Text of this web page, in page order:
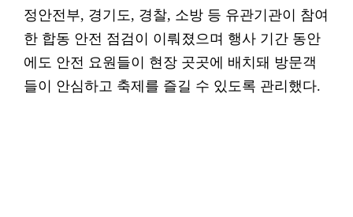
정안전부, 경기도, 경찰, 소방 등 유관기관이 참여
한 합동 안전 점검이 이뤄졌으며 행사 기간 동안
에도 안전 요원들이 현장 곳곳에 배치돼 방문객
들이 안심하고 축제를 즐길 수 있도록 관리했다.